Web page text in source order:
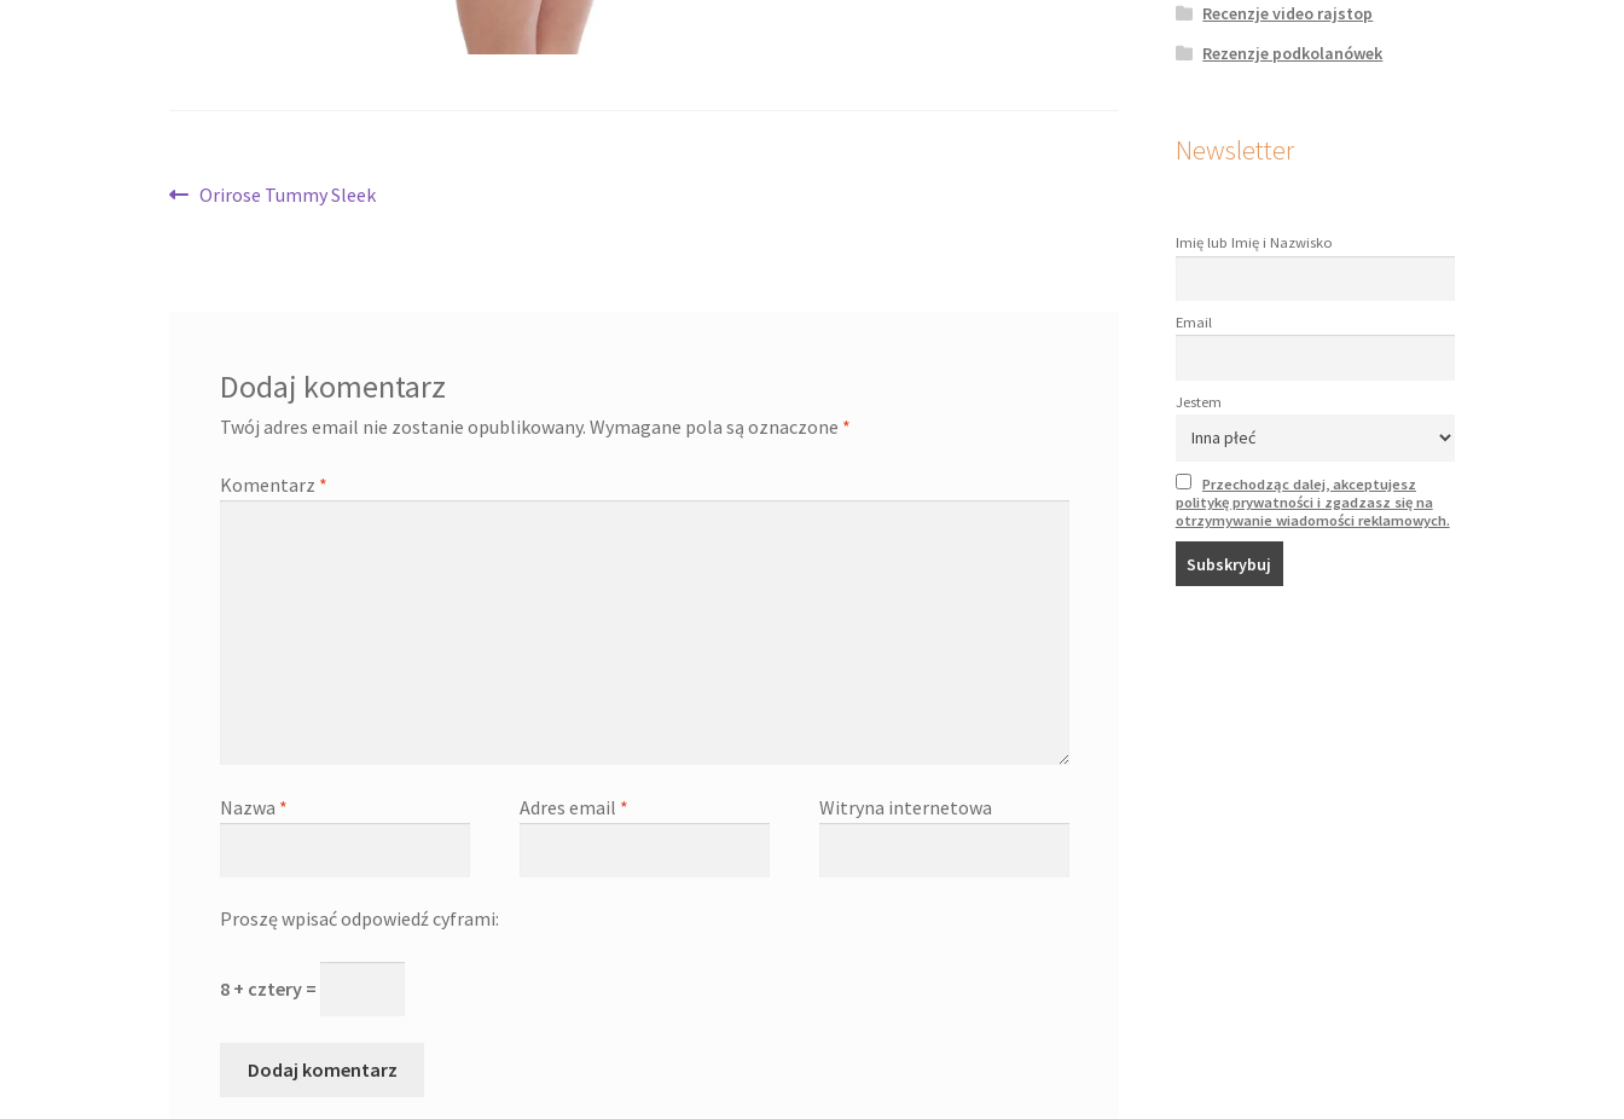
Nawigacja
Poprzedni
Orirose Tummy Sleek
Dodaj komentarz
Twój adres email nie zostanie opublikowany. Wymagane pola są oznaczone *
Komentarz *
Nazwa * Adres email * Witryna internetowa
Proszę wpisać odpowiedź cyframi:
8 + cztery =
Recenzje video rajstop
Rezenzje podkolanówek
Newsletter
Imię lub Imię i Nazwisko
Email
Jestem
Przechodząc dalej, akceptujesz
politykę prywatności i zgadzasz się na
otrzymywanie wiadomości reklamowych.